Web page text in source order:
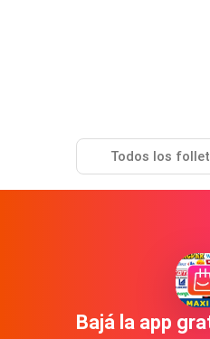
Todos los
Bajá la app